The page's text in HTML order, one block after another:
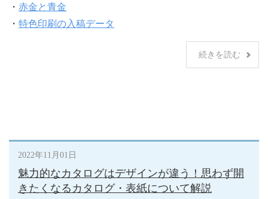
・ 赤金と青金
・ 特色印刷の入稿データ
続きを読む
2022年11月01日
魅力的なカタログはデザインが違う！思わず開
きたくなるカタログ・表紙について解説